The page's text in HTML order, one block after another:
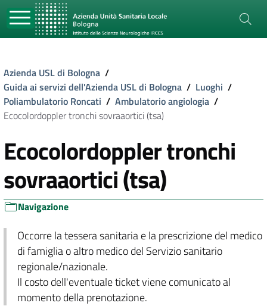
Azienda USL di Bologna /
Guida ai servizi dell'Azienda USL di Bologna / Luoghi /
Poliambulatorio Roncati / Ambulatorio angiologia /
Ecocolordoppler tronchi sovraaortici (tsa)
Ecocolordoppler tronchi
sovraaortici (tsa)
Navigazione
Occorre la tessera sanitaria e la prescrizione del medico
di famiglia o altro medico del Servizio sanitario
regionale/nazionale.
Il costo dell'eventuale ticket viene comunicato al
momento della prenotazione.